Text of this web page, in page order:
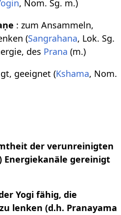
, Nom. Sg. m.)
: zum Ansammeln,
(Sangrahana, Lok. Sg.
des Prana (m.)
geeignet (Kshama, Nom.
der verunreinigten
gereinigt
Yogi fähig, die
lenken (d.h. Pranayama